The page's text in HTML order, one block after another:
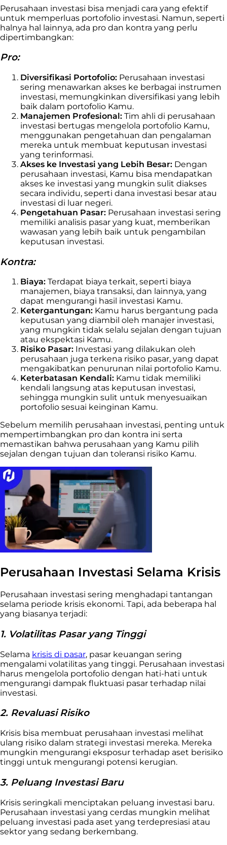
Perusahaan investasi bisa menjadi cara yang efektif
untuk memperluas portofolio investasi. Namun, seperti
halnya hal lainnya, ada pro dan kontra yang perlu
dipertimbangkan:
Pro:
Diversifikasi Portofolio: Perusahaan investasi
sering menawarkan akses ke berbagai instrumen
investasi, memungkinkan diversifikasi yang lebih
baik dalam portofolio Kamu.
Manajemen Profesional: Tim ahli di perusahaan
investasi bertugas mengelola portofolio Kamu,
menggunakan pengetahuan dan pengalaman
mereka untuk membuat keputusan investasi
yang terinformasi.
Akses ke Investasi yang Lebih Besar: Dengan
perusahaan investasi, Kamu bisa mendapatkan
akses ke investasi yang mungkin sulit diakses
secara individu, seperti dana investasi besar atau
investasi di luar negeri.
Pengetahuan Pasar: Perusahaan investasi sering
memiliki analisis pasar yang kuat, memberikan
wawasan yang lebih baik untuk pengambilan
keputusan investasi.
Kontra:
Biaya: Terdapat biaya terkait, seperti biaya
manajemen, biaya transaksi, dan lainnya, yang
dapat mengurangi hasil investasi Kamu.
Ketergantungan: Kamu harus bergantung pada
keputusan yang diambil oleh manajer investasi,
yang mungkin tidak selalu sejalan dengan tujuan
atau ekspektasi Kamu.
Risiko Pasar: Investasi yang dilakukan oleh
perusahaan juga terkena risiko pasar, yang dapat
mengakibatkan penurunan nilai portofolio Kamu.
Keterbatasan Kendali: Kamu tidak memiliki
kendali langsung atas keputusan investasi,
sehingga mungkin sulit untuk menyesuaikan
portofolio sesuai keinginan Kamu.
Sebelum memilih perusahaan investasi, penting untuk
mempertimbangkan pro dan kontra ini serta
memastikan bahwa perusahaan yang Kamu pilih
sejalan dengan tujuan dan toleransi risiko Kamu.
Perusahaan Investasi Selama Krisis
Perusahaan investasi sering menghadapi tantangan
selama periode krisis ekonomi. Tapi, ada beberapa hal
yang biasanya terjadi:
1. Volatilitas Pasar yang Tinggi
Selama krisis di pasar, pasar keuangan sering
mengalami volatilitas yang tinggi. Perusahaan investasi
harus mengelola portofolio dengan hati-hati untuk
mengurangi dampak fluktuasi pasar terhadap nilai
investasi.
2. Revaluasi Risiko
Krisis bisa membuat perusahaan investasi melihat
ulang risiko dalam strategi investasi mereka. Mereka
mungkin mengurangi eksposur terhadap aset berisiko
tinggi untuk mengurangi potensi kerugian.
3. Peluang Investasi Baru
Krisis seringkali menciptakan peluang investasi baru.
Perusahaan investasi yang cerdas mungkin melihat
peluang investasi pada aset yang terdepresiasi atau
sektor yang sedang berkembang.